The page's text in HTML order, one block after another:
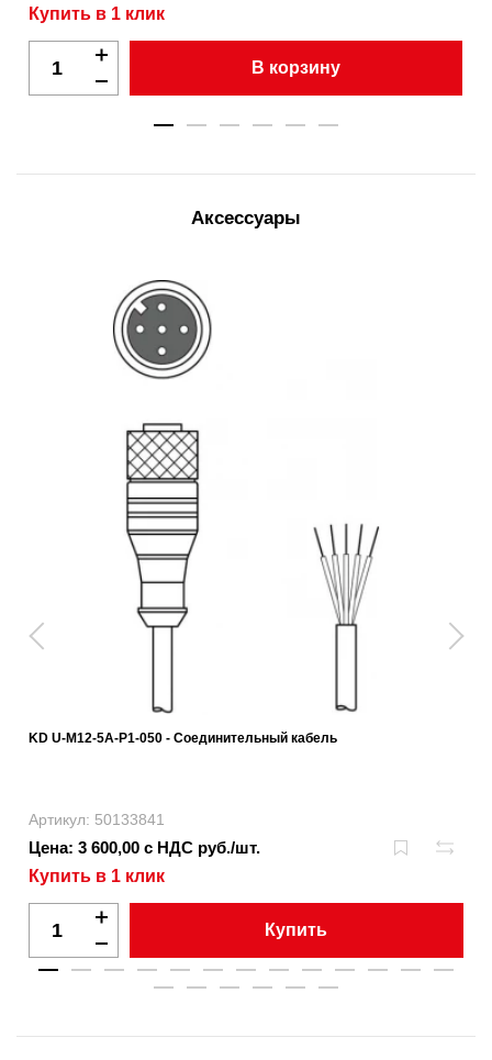
Купить в 1 клик
В корзину
Аксессуары
KD U-M12-5A-P1-050 - Соединительный кабель
Артикул: 50133841
Цена: 3 600,00 с НДС руб./шт.
Купить в 1 клик
Купить